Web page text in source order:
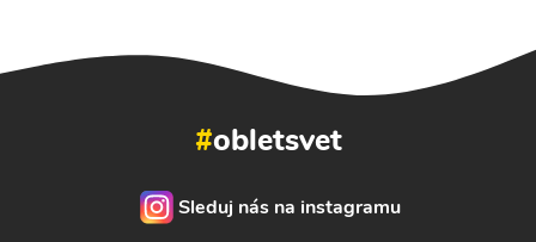
#obletsvet
Sleduj nás na instagramu